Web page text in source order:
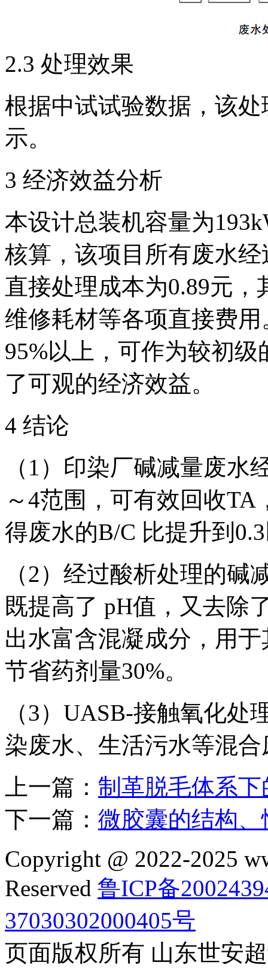
2.3 处理效果
根据中试试验数据，该
示。
3 经济效益分析
本设计总装机容量为
核算，该项目所有废水
直接处理成本为0.89元
维修耗材等各项直接费
95%以上，可作为较初
了可观的经济效益。
4 结论
（1）印染厂碱减量废水
～4范围，可有效回收TA
得废水的B/C 比提升到
（2）经过酸析处理的
既提高了 pH值，又去除
出水富含混凝成分，用
节省药剂量30%。
（3）UASB-接触氧化
染废水、生活污水等混
上一篇： 制革脱毛体系
下一篇： 微胶囊的结构
Copyright @ 2022-2025
Reserved 鲁ICP备
37030302000405号
页面版权所有 山东世安